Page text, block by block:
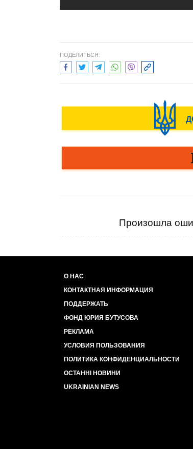
ПОДЕЛИТЬСЯ:
Произошла
О НАС
КОНТАКТНАЯ ИНФОРМАЦИЯ
ПОДДЕРЖАТЬ
ФОНД ЮРИЯ БУТУСОВА
РЕКЛАМА
УСЛОВИЯ ПОЛЬЗОВАНИЯ
ПОЛИТИКА КОНФИДЕНЦИАЛЬНОСТИ
ОСТАННІ НОВИНИ
UKRAINIAN NEWS